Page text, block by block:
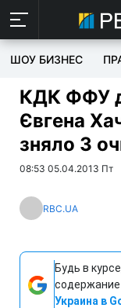
ШОУ БИЗНЕС
КДК ФФУ
Євгена
зняло 3
08:53 05.04.2013 Пт
RBC.UA
Будь в
содержание
Украина в